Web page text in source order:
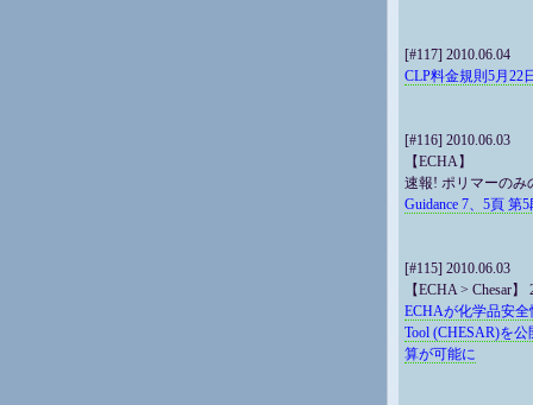
[#117] 2010.06.04
CLP料金規則5月22
[#116] 2010.06.03
【ECHA】
速報! ポリマーのみ
Guidance 7、5頁 第
[#115] 2010.06.03
【ECHA > Chesar】
ECHAが化学品安
Tool (CHESAR)を
算が可能に